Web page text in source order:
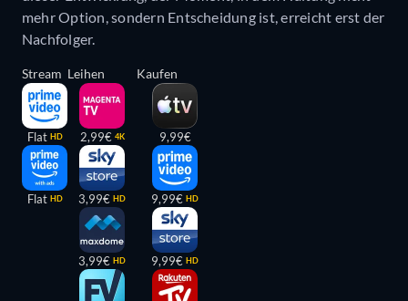
mehr Option, sondern Entscheidung ist, erreicht erst der
Nachfolger.
Stream
Flat HD
Flat HD
Leihen
2,99€ 4K
3,99€ HD
3,99€ HD
Kaufen
9,99€
9,99€ HD
9,99€ HD